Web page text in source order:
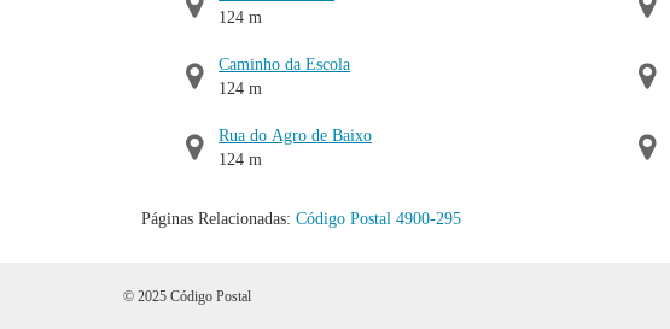
124 m
Caminho da Escola
124 m
Rua do Agro de Baixo
124 m
Páginas Relacionadas: Código Postal 4900-295
© 2025 Código Postal